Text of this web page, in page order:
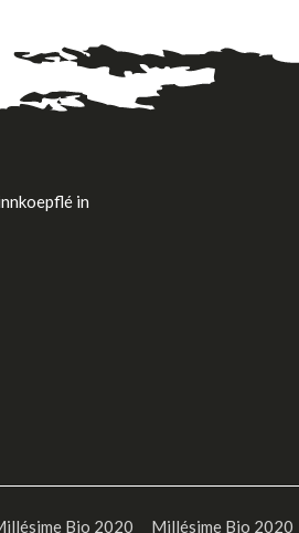
in
Bio 2020 Millésime Bio 2020